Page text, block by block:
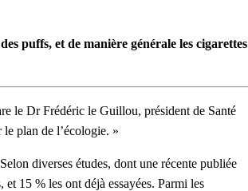
puffs, et de manière générale les cigarettes
le Dr Frédéric le Guillou, président de Santé
plan de l’écologie. »
diverses études, dont une récente publiée
15 % les ont déjà essayées. Parmi les